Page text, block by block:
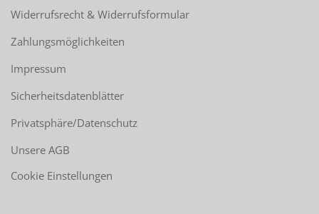
Widerrufsrecht & Widerrufsformular
Zahlungsmöglichkeiten
Impressum
Sicherheitsdatenblätter
Privatsphäre/Datenschutz
Unsere AGB
Cookie Einstellungen